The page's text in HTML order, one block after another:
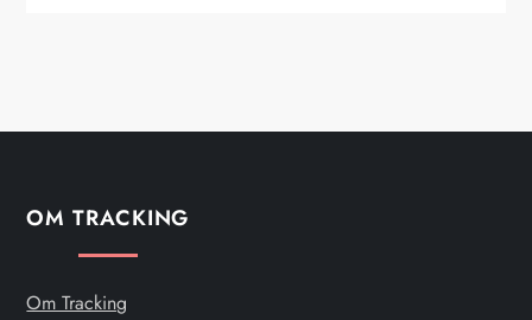
OM TRACKING
Om Tracking